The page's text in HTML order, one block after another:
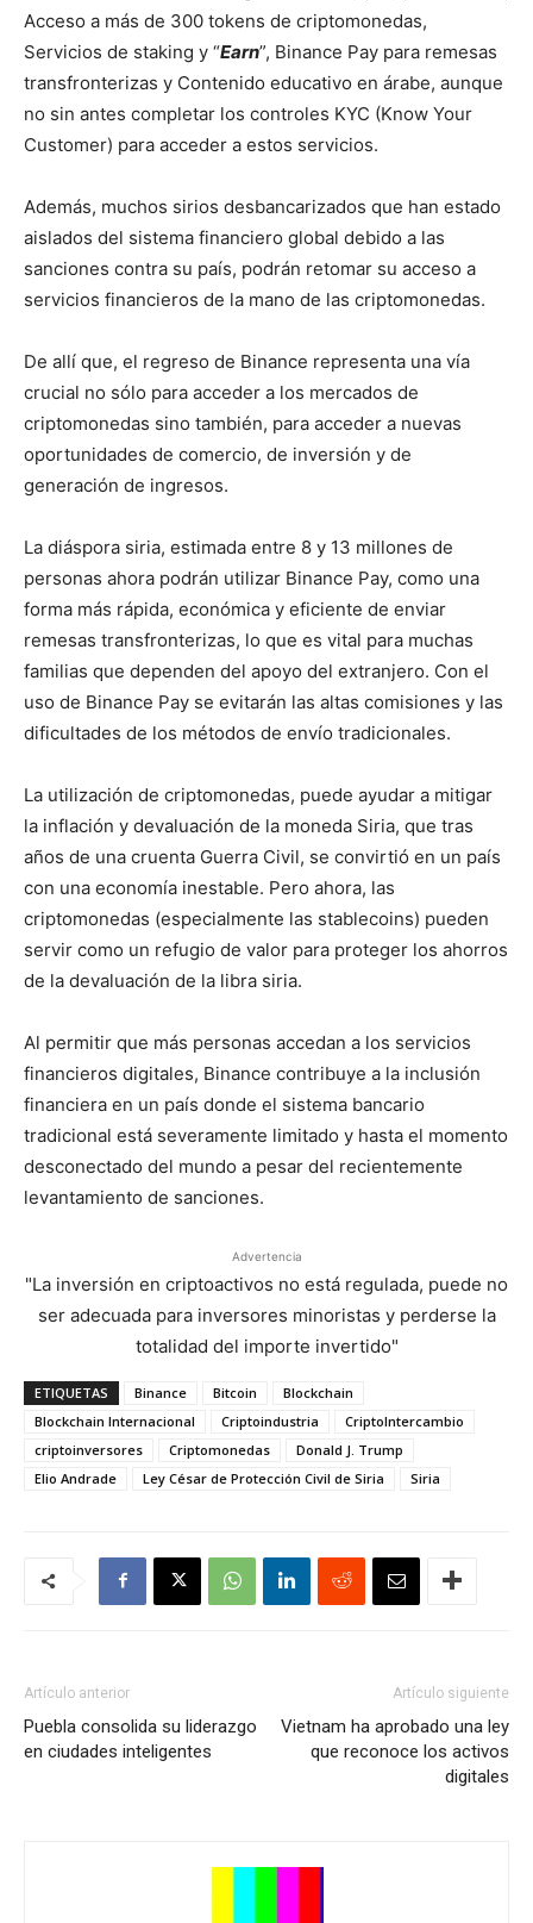
Acceso a más de 300 tokens de criptomonedas,
Servicios de staking y “Earn”, Binance Pay para remesas
transfronterizas y Contenido educativo en árabe, aunque
no sin antes completar los controles KYC (Know Your
Customer) para acceder a estos servicios.
Además, muchos sirios desbancarizados que han estado
aislados del sistema financiero global debido a las
sanciones contra su país, podrán retomar su acceso a
servicios financieros de la mano de las criptomonedas.
De allí que, el regreso de Binance representa una vía
crucial no sólo para acceder a los mercados de
criptomonedas sino también, para acceder a nuevas
oportunidades de comercio, de inversión y de
generación de ingresos.
La diáspora siria, estimada entre 8 y 13 millones de
personas ahora podrán utilizar Binance Pay, como una
forma más rápida, económica y eficiente de enviar
remesas transfronterizas, lo que es vital para muchas
familias que dependen del apoyo del extranjero. Con el
uso de Binance Pay se evitarán las altas comisiones y las
dificultades de los métodos de envío tradicionales.
La utilización de criptomonedas, puede ayudar a mitigar
la inflación y devaluación de la moneda Siria, que tras
años de una cruenta Guerra Civil, se convirtió en un país
con una economía inestable. Pero ahora, las
criptomonedas (especialmente las stablecoins) pueden
servir como un refugio de valor para proteger los ahorros
de la devaluación de la libra siria.
Al permitir que más personas accedan a los servicios
financieros digitales, Binance contribuye a la inclusión
financiera en un país donde el sistema bancario
tradicional está severamente limitado y hasta el momento
desconectado del mundo a pesar del recientemente
levantamiento de sanciones.
Advertencia
"La inversión en criptoactivos no está regulada, puede no
ser adecuada para inversores minoristas y perderse la
totalidad del importe invertido"
ETIQUETAS Binance Bitcoin
Blockchain
Blockchain Internacional
Criptoindustria
CriptoIntercambio
criptoinversores
Criptomonedas
Donald J. Trump
Elio Andrade
Ley César de Protección Civil de Siria Siria
Artículo anterior
Puebla consolida su liderazgo
en ciudades inteligentes
Artículo siguiente
Vietnam ha aprobado una ley
que reconoce los activos
digitales